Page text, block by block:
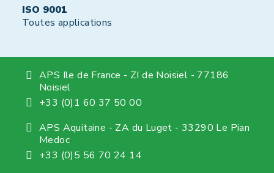
ISO 9001
Toutes applications
APS Ile de France - ZI de Noisiel - 77186
Noisiel
+33 (0)1 60 37 50 00
APS Aquitaine - ZA du Luget - 33290 Le Pian
Medoc
+33 (0)5 56 70 24 14